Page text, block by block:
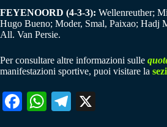
FEYENOORD (4-3-3): Wellenreuther;
Hugo Bueno; Moder, Smal, Paixao; Hadj
All. Van Persie.
Per consultare altre informazioni sulle
manifestazioni sportive, puoi visitare la
Fa W
Te